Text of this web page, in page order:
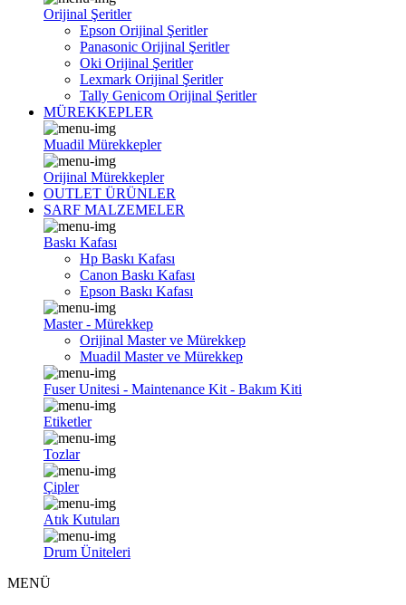
Orijinal Şeritler
Epson Orijinal Şeritler
Panasonic Orijinal Şeritler
Oki Orijinal Şeritler
Lexmark Orijinal Şeritler
Tally Genicom Orijinal Şeritler
MÜREKKEPLER
Muadil Mürekkepler
Orijinal Mürekkepler
OUTLET ÜRÜNLER
SARF MALZEMELER
Baskı Kafası
Hp Baskı Kafası
Canon Baskı Kafası
Epson Baskı Kafası
Master - Mürekkep
Orijinal Master ve Mürekkep
Muadil Master ve Mürekkep
Fuser Unitesi - Maintenance Kit - Bakım Kiti
Etiketler
Tozlar
Çipler
Atık Kutuları
Drum Üniteleri
MENÜ